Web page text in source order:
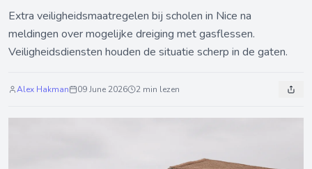
Extra veiligheidsmaatregelen bij scholen in Nice na
meldingen over mogelijke dreiging met gasflessen.
Veiligheidsdiensten houden de situatie scherp in de gaten.
Alex Hakman 09 June 2026 2 min lezen